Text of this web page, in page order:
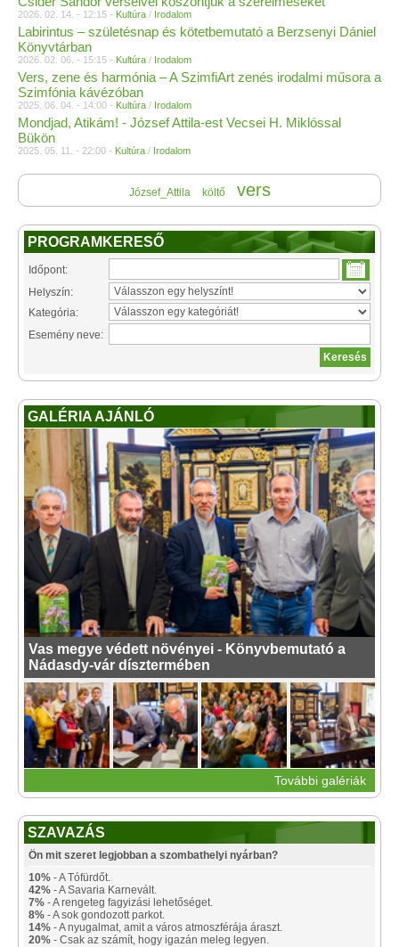
2026. 02. 14. - 12:15 - Kultúra / Irodalom
Labirintus – születésnap és kötetbemutató a Berzsenyi Dániel
Könyvtárban
2026. 02. 06. - 15:15 - Kultúra / Irodalom
Vers, zene és harmónia – A SzimfiArt zenés irodalmi műsora a
Szimfónia kávézóban
2025. 06. 04. - 14:00 - Kultúra / Irodalom
Mondjad, Atikám! - József Attila-est Vecsei H. Miklóssal
Bükön
2025. 05. 11. - 22:00 - Kultúra / Irodalom
József_Attila költő vers
PROGRAMKERESŐ
Időpont:
Helyszín:
Kategória:
Esemény neve:
GALÉRIA AJÁNLÓ
Vas megye védett növényei - Könyvbemutató a
Nádasdy-vár dísztermében
További galériák
SZAVAZÁS
Ön mit szeret legjobban a szombathelyi nyárban?
10% - A Tófürdőt.
42% - A Savaria Karnevált.
7% - A rengeteg fagyizási lehetőséget.
8% - A sok gondozott parkot.
14% - A nyugalmat, amit a város atmoszférája áraszt.
20% - Csak az számít, hogy igazán meleg legyen.